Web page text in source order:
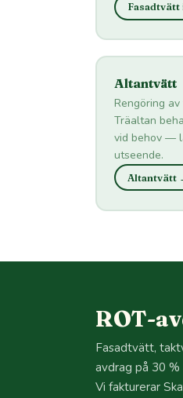
Fasadtvätt
Altantvätt
Rengöring
Träaltan
vid behov —
utseende.
Altantvätt
ROT-
Fasadtvätt,
avdrag på 30
Vi fakturerar